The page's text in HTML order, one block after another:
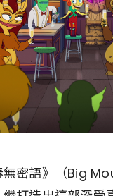
密語》（Big